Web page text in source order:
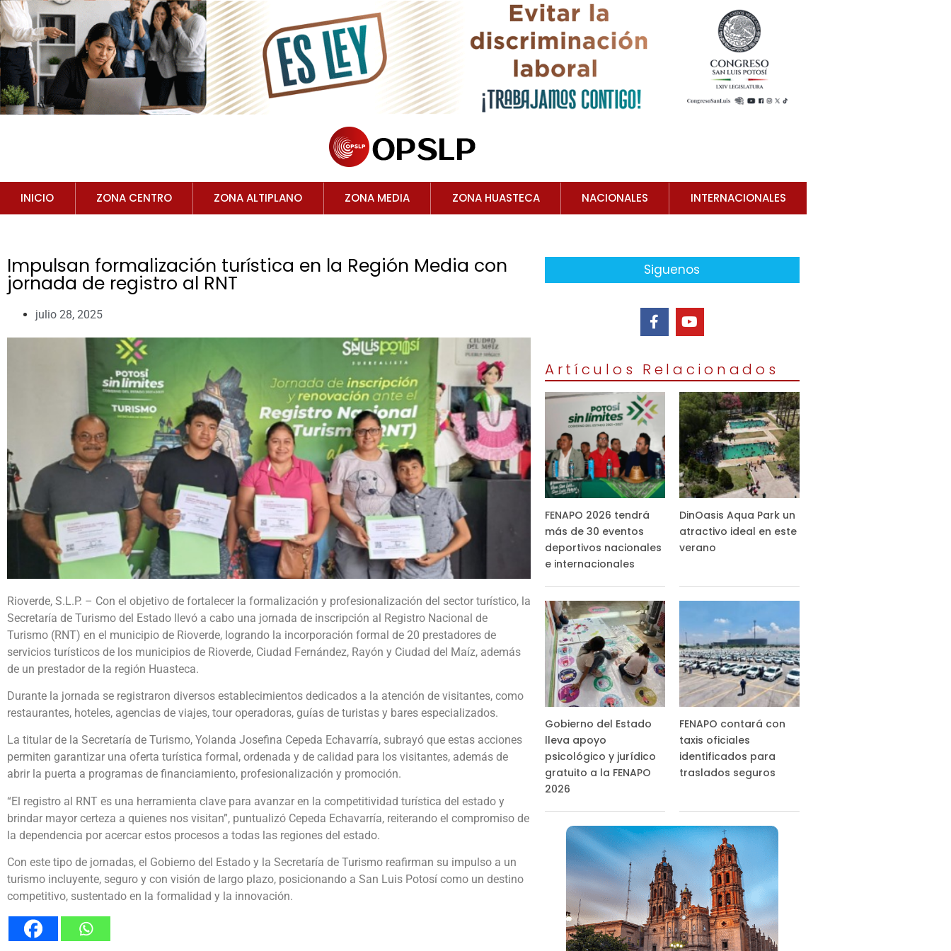
INICIO ZONA CENTRO ZONA ALTIPLANO ZONA MEDIA ZONA HUASTECA NACIONALES INTERNACIONALES
Impulsan formalización turística en la Región Media con
jornada de registro al RNT
julio 28, 2025
Rioverde, S.L.P. – Con el objetivo de fortalecer la formalización y profesionalización del sector turístico, la
Secretaría de Turismo del Estado llevó a cabo una jornada de inscripción al Registro Nacional de
Turismo (RNT) en el municipio de Rioverde, logrando la incorporación formal de 20 prestadores de
servicios turísticos de los municipios de Rioverde, Ciudad Fernández, Rayón y Ciudad del Maíz, además
de un prestador de la región Huasteca.
Durante la jornada se registraron diversos establecimientos dedicados a la atención de visitantes, como
restaurantes, hoteles, agencias de viajes, tour operadoras, guías de turistas y bares especializados.
La titular de la Secretaría de Turismo, Yolanda Josefina Cepeda Echavarría, subrayó que estas acciones
permiten garantizar una oferta turística formal, ordenada y de calidad para los visitantes, además de
abrir la puerta a programas de financiamiento, profesionalización y promoción.
“El registro al RNT es una herramienta clave para avanzar en la competitividad turística del estado y
brindar mayor certeza a quienes nos visitan”, puntualizó Cepeda Echavarría, reiterando el compromiso de
la dependencia por acercar estos procesos a todas las regiones del estado.
Con este tipo de jornadas, el Gobierno del Estado y la Secretaría de Turismo reafirman su impulso a un
turismo incluyente, seguro y con visión de largo plazo, posicionando a San Luis Potosí como un destino
competitivo, sustentado en la formalidad y la innovación.
Siguenos
Artículos Relacionados
FENAPO 2026 tendrá
más de 30 eventos
deportivos nacionales
e internacionales
DinOasis Aqua Park un
atractivo ideal en este
verano
Gobierno del Estado
lleva apoyo
psicológico y jurídico
gratuito a la FENAPO
2026
FENAPO contará con
taxis oficiales
identificados para
traslados seguros